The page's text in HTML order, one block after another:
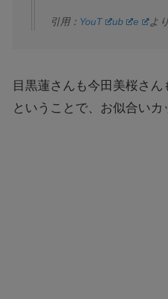
引用： YouT ub e より
目黒蓮さんも今田美桜さ
ということで、お似合いカ